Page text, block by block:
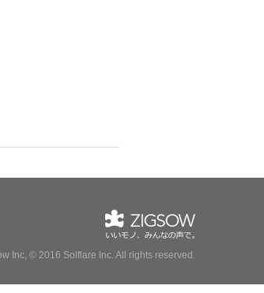
Inc, © 2016 Solflare Inc. All rights reserved.